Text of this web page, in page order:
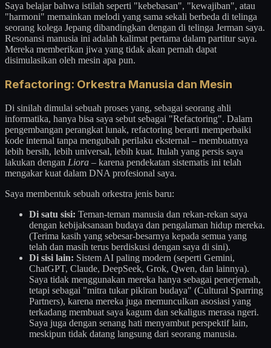
Saya belajar bahwa istilah seperti "kebebasan", "kewajiban", atau
"harmoni" memainkan melodi yang sama sekali berbeda di telinga
seorang kolega Jepang dibandingkan dengan di telinga Jerman saya.
Resonansi manusia ini adalah kalimat pertama dalam partitur saya.
Mereka memberikan jiwa yang tidak akan pernah dapat
disimulasikan oleh mesin apa pun.
Refactoring: Orkestra Manusia dan Mesin
Di sinilah dimulai sebuah proses yang, sebagai seorang ahli
informatika, hanya bisa saya sebut sebagai "Refactoring". Dalam
pengembangan perangkat lunak, refactoring berarti memperbaiki
kode internal tanpa mengubah perilaku eksternal – membuatnya
lebih bersih, lebih universal, lebih kuat. Itulah yang persis saya
lakukan dengan Liora – karena pendekatan sistematis ini telah
mengakar kuat dalam DNA profesional saya.
Saya membentuk sebuah orkestra jenis baru:
Di satu sisi: Teman-teman manusia dan rekan-rekan saya
dengan kebijaksanaan budaya dan pengalaman hidup mereka.
(Terima kasih yang sebesar-besarnya kepada semua yang
telah dan masih terus berdiskusi dengan saya di sini).
Di sisi lain: Sistem AI paling modern (seperti Gemini,
ChatGPT, Claude, DeepSeek, Grok, Qwen, dan lainnya).
Saya tidak menggunakan mereka hanya sebagai penerjemah,
tetapi sebagai "mitra tukar pikiran budaya" (Cultural Sparring
Partners), karena mereka juga memunculkan asosiasi yang
terkadang membuat saya kagum dan sekaligus merasa ngeri.
Saya juga dengan senang hati menyambut perspektif lain,
meskipun tidak datang langsung dari seorang manusia.